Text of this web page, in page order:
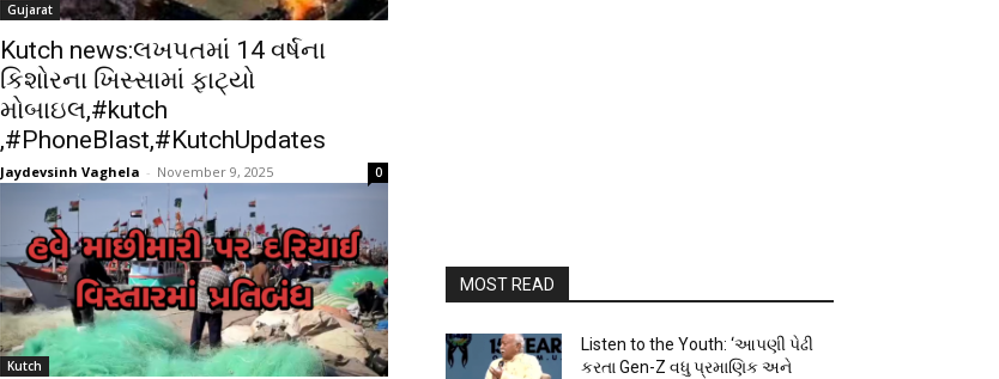
Gujarat
Kutch news:લખપતમાં 14 વર્ષના
કિશોરના ખિસ્સામાં ફાટ્યો
મોબાઇલ,#kutch
,#PhoneBlast,#KutchUpdates
Jaydevsinh Vaghela - November 9, 2025 0
Kutch
MOST READ
Listen to the Youth: ‘આપણી પેઢી
કરતા Gen-Z વધુ પ્રમાણિક અને